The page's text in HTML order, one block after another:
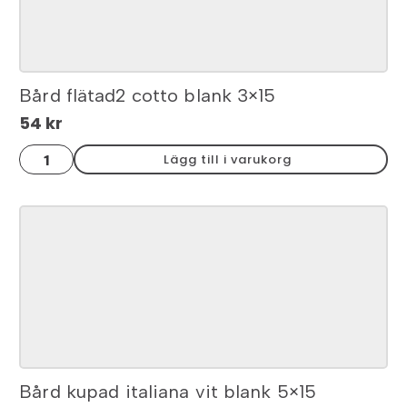
Bård flätad2 cotto blank 3×15
54 kr
Bård
flätad2
cotto
3x15
Lägg till i varukorg
Bård kupad italiana vit blank 5×15